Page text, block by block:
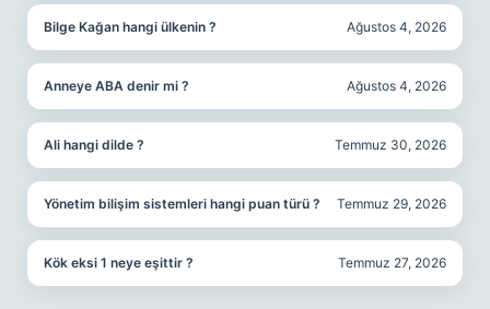
Bilge Kağan hangi ülkenin ? Ağustos 4, 2026
Anneye ABA denir mi ? Ağustos 4, 2026
Ali hangi dilde ? Temmuz 30, 2026
Yönetim bilişim sistemleri hangi puan türü ? Temmuz 29, 2026
Kök eksi 1 neye eşittir ? Temmuz 27, 2026